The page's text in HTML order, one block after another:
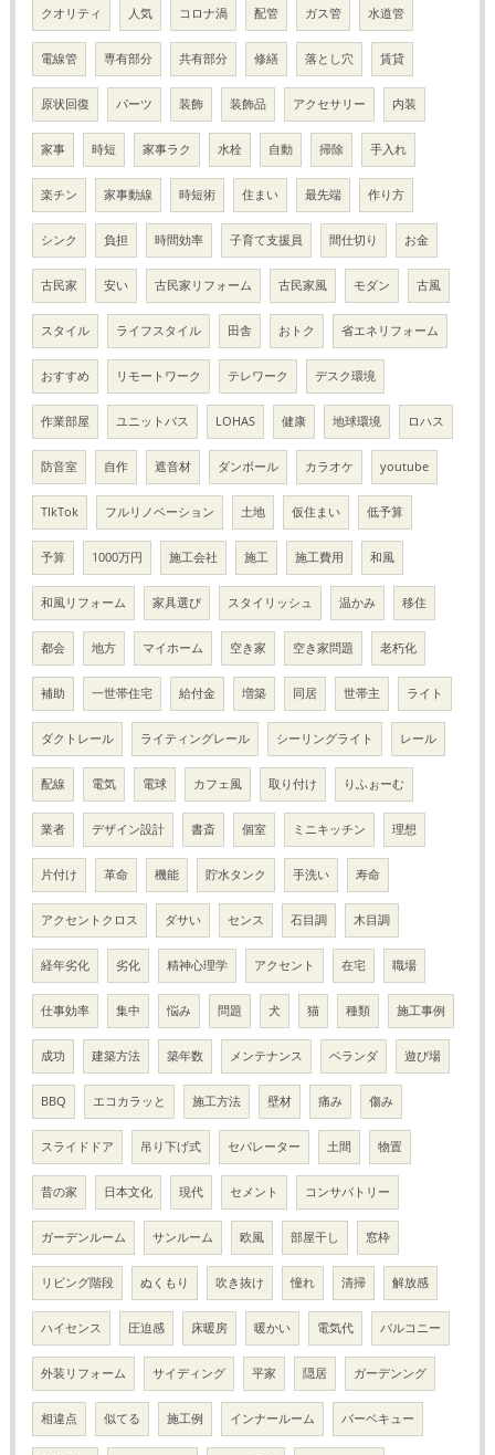
クオリティ 人気 コロナ渦 配管 ガス管 水道管
電線管 専有部分 共有部分 修繕 落とし穴 賃貸
原状回復 パーツ 装飾 装飾品 アクセサリー 内装
家事 時短 家事ラク 水栓 自動 掃除 手入れ
楽チン 家事動線 時短術 住まい 最先端 作り方
シンク 負担 時間効率 子育て支援員 間仕切り お金
古民家 安い 古民家リフォーム 古民家風 モダン 古風
スタイル ライフスタイル 田舎 おトク 省エネリフォーム
おすすめ リモートワーク テレワーク デスク環境
作業部屋 ユニットバス LOHAS 健康 地球環境 ロハス
防音室 自作 遮音材 ダンボール カラオケ youtube
TIkTok フルリノベーション 土地 仮住まい 低予算
予算 1000万円 施工会社 施工 施工費用 和風
和風リフォーム 家具選び スタイリッシュ 温かみ 移住
都会 地方 マイホーム 空き家 空き家問題 老朽化
補助 一世帯住宅 給付金 増築 同居 世帯主 ライト
ダクトレール ライティングレール シーリングライト レール
配線 電気 電球 カフェ風 取り付け りふぉーむ
業者 デザイン設計 書斎 個室 ミニキッチン 理想
片付け 革命 機能 貯水タンク 手洗い 寿命
アクセントクロス ダサい センス 石目調 木目調
経年劣化 劣化 精神心理学 アクセント 在宅 職場
仕事効率 集中 悩み 問題 犬 猫 種類 施工事例
成功 建築方法 築年数 メンテナンス ベランダ 遊び場
BBQ エコカラッと 施工方法 壁材 痛み 傷み
スライドドア 吊り下げ式 セパレーター 土間 物置
昔の家 日本文化 現代 セメント コンサバトリー
ガーデンルーム サンルーム 欧風 部屋干し 窓枠
リビング階段 ぬくもり 吹き抜け 憧れ 清掃 解放感
ハイセンス 圧迫感 床暖房 暖かい 電気代 バルコニー
外装リフォーム サイディング 平家 隠居 ガーデンング
相違点 似てる 施工例 インナールーム バーベキュー